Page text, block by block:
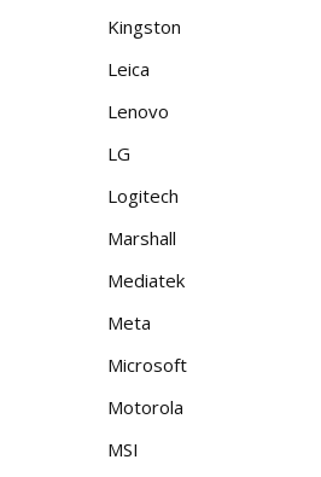
Kingston
Leica
Lenovo
LG
Logitech
Marshall
Mediatek
Meta
Microsoft
Motorola
MSI